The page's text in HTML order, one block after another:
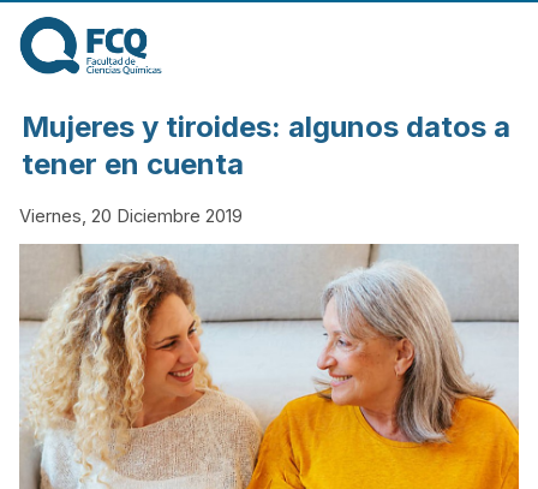
CIENCIAS
QUÍMICAS DE
LA
UNIVERSIDAD
NACIONAL DE
Mujeres y tiroides: algunos datos a
tener en cuenta
Viernes, 20 Diciembre 2019